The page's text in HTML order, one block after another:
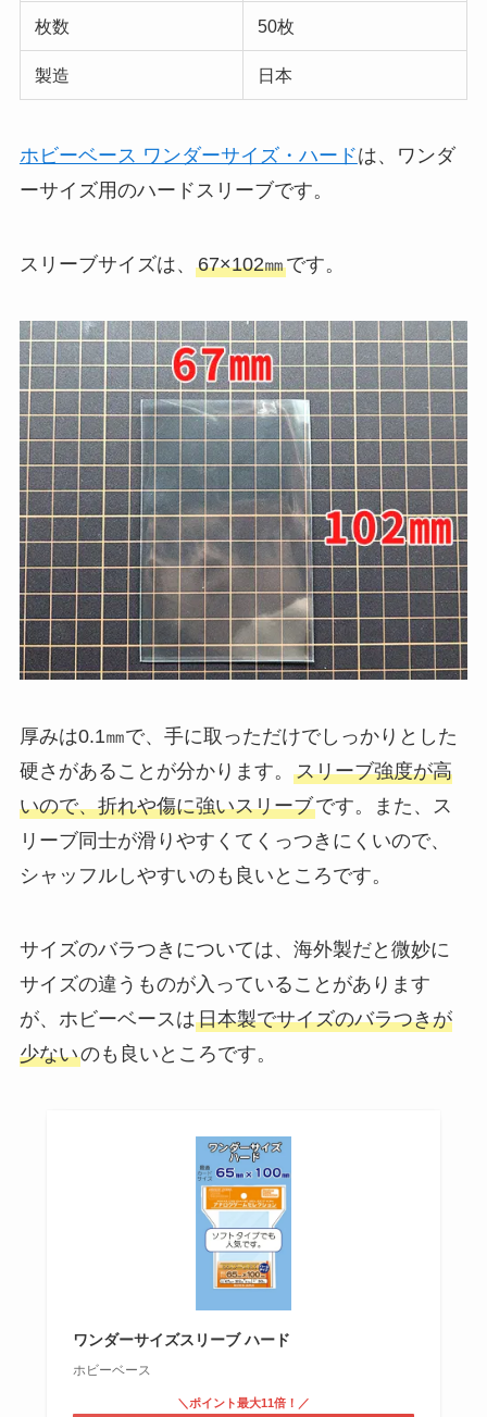
枚数 50枚
製造 日本
ホビーベース ワンダーサイズ・ハードは、ワンダ
ーサイズ用のハードスリーブです。
スリーブサイズは、 67×102㎜です。
厚みは0.1㎜で、手に取っただけでしっかりとした
硬さがあることが分かります。 スリーブ強度が高
いので、折れや傷に強いスリーブです。また、ス
リーブ同士が滑りやすくてくっつきにくいので、
シャッフルしやすいのも良いところです。
サイズのバラつきについては、海外製だと微妙に
サイズの違うものが入っていることがあります
が、ホビーベースは日本製でサイズのバラつきが
少ないのも良いところです。
ワンダーサイズスリーブ ハード
ホビーベース
＼ポイント最大11倍！／